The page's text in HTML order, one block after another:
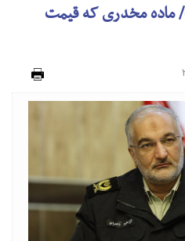
ماده مخدری که قیمت